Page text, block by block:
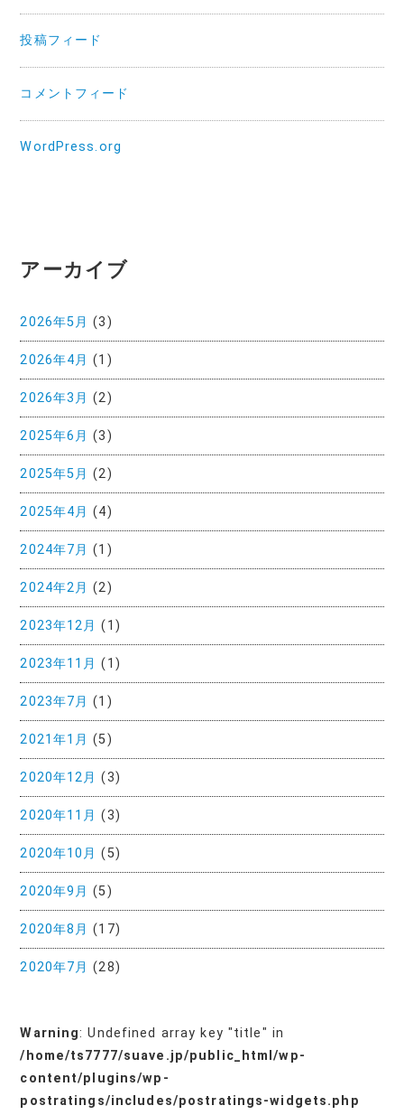
投稿フィード
コメントフィード
WordPress.org
アーカイブ
2026年5月 (3)
2026年4月 (1)
2026年3月 (2)
2025年6月 (3)
2025年5月 (2)
2025年4月 (4)
2024年7月 (1)
2024年2月 (2)
2023年12月 (1)
2023年11月 (1)
2023年7月 (1)
2021年1月 (5)
2020年12月 (3)
2020年11月 (3)
2020年10月 (5)
2020年9月 (5)
2020年8月 (17)
2020年7月 (28)
Warning: Undefined array key "title" in
/home/ts7777/suave.jp/public_html/wp-
content/plugins/wp-
postratings/includes/postratings-widgets.php